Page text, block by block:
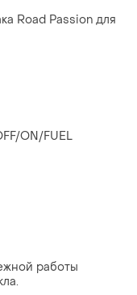
Road Passion для
ON/FUEL
работы